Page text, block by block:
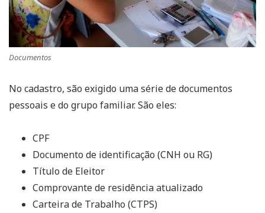
Documentos
No cadastro, são exigido uma série de documentos
pessoais e do grupo familiar. São eles:
CPF
Documento de identificação (CNH ou RG)
Título de Eleitor
Comprovante de residência atualizado
Carteira de Trabalho (CTPS)